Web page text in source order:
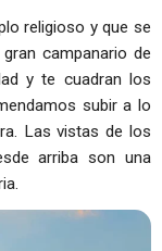
religioso y que se
campanario de
y te cuadran los
subir a lo
Las vistas de los
arriba son una